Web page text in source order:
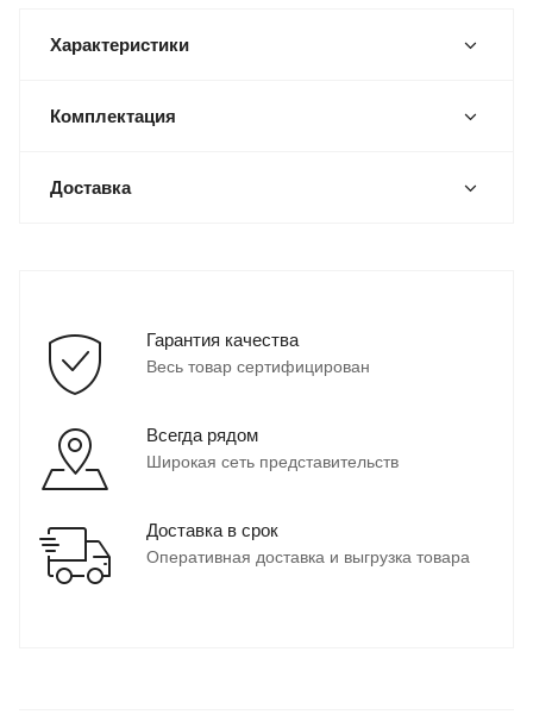
Характеристики
Комплектация
Доставка
Гарантия качества
Весь товар сертифицирован
Всегда рядом
Широкая сеть представительств
Доставка в срок
Оперативная доставка и выгрузка товара